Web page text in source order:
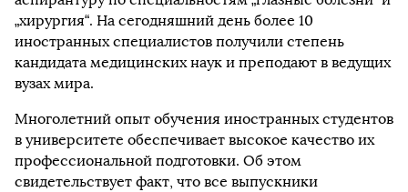
„хирургия“. На сегодняшний день более 10
иностранных специалистов получили степень
кандидата медицинских наук и преподают в ведущих
вузах мира.
Многолетний опыт обучения иностранных студентов
в университете обеспечивает высокое качество их
профессиональной подготовки. Об этом
свидетельствует факт, что все выпускники